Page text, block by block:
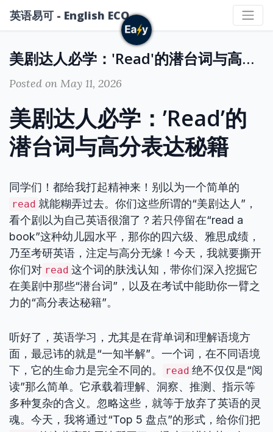
英语易可 - English ECO
美剧达人必学：'Read'的潜台词与高分表达秘籍
Posted on May 11, 2026
美剧达人必学：’Read’的
潜台词与高分表达秘籍
同学们！都给我打起精神来！别以为一个简单的
read 就能糊弄过去。你们这些所谓的“美剧达人”，
看个剧以为自己英语很溜了？若只停留在“read a
book”这种幼儿园水平，那你的四六级、雅思成绩，
乃至考研英语，注定与高分无缘！今天，我就要撕开
你们对 read 这个词的肤浅认知，带你们深入挖掘它
在美剧中那些“潜台词”，以及在考试中能助你一臂之
力的“高分表达秘籍”。
听好了，英语学习，尤其是在背单词和理解语境方
面，最忌讳的就是“一知半解”。一个词，在不同语境
下，它的生命力是完全不同的。
read 绝不仅仅是“阅
读”那么简单。它承载着理解、洞察、推测、指示等
多种复杂的含义。忽略这些，就等于放弃了英语的灵
魂。今天，我将通过“Top 5 盘点”的形式，给你们把